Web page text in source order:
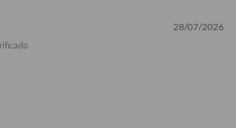
28/07/2026